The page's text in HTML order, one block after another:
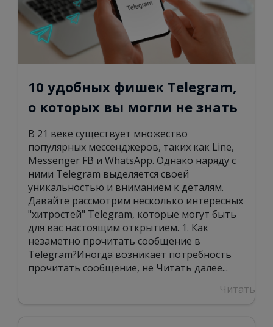
10 удобных фишек Telegram,
о которых вы могли не знать
В 21 веке существует множество
популярных мессенджеров, таких как Line,
Messenger FB и WhatsApp. Однако наряду с
ними Telegram выделяется своей
уникальностью и вниманием к деталям.
Давайте рассмотрим несколько интересных
"хитростей" Telegram, которые могут быть
для вас настоящим открытием. 1. Как
незаметно прочитать сообщение в
Telegram?Иногда возникает потребность
прочитать сообщение, не Читать далее...
Читать